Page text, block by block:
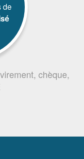
de
chèque,